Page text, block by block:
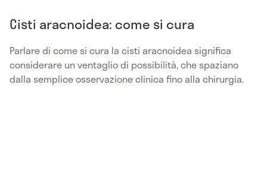
Cisti aracnoidea: come si cura
Parlare di come si cura la cisti aracnoidea significa
considerare un ventaglio di possibilità, che spaziano
dalla semplice osservazione clinica fino alla chirurgia.